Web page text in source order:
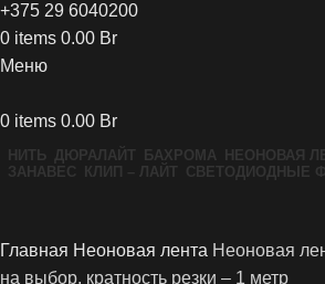
+375 29 6040200
0 items 0.00 Br
Меню
0 items 0.00 Br
НИТЬ ДЮРАЛАЙТ БАХРОМА НЕОНОВАЯ
ЗАНАВЕС КЛИП – ЛАЙТ СВЕТОДИОДНЫЕ
Главная Неоновая лента Неоновая
на выбор, кратность резки – 1 метр